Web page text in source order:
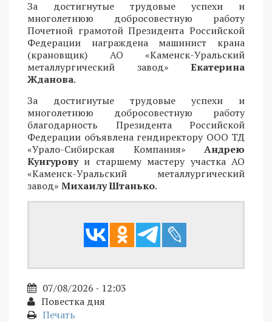
За достигнутые трудовые успехи и
многолетнюю добросовестную работу
Почетной грамотой Президента Российской
Федерации награждена машинист крана
(крановщик) АО «Каменск-Уральский
металлургический завод» Екатерина
Жданова.
За достигнутые трудовые успехи и
многолетнюю добросовестную работу
благодарность Президента Российской
Федерации объявлена гендиректору ООО ТД
«Урало-Сибирская Компания» Андрею
Кунгуровуи старшему мастеру участка АО
«Каменск-Уральский металлургический
завод» Михаилу Штанько.
07/08/2026 - 12:03
Повестка дня
Печать